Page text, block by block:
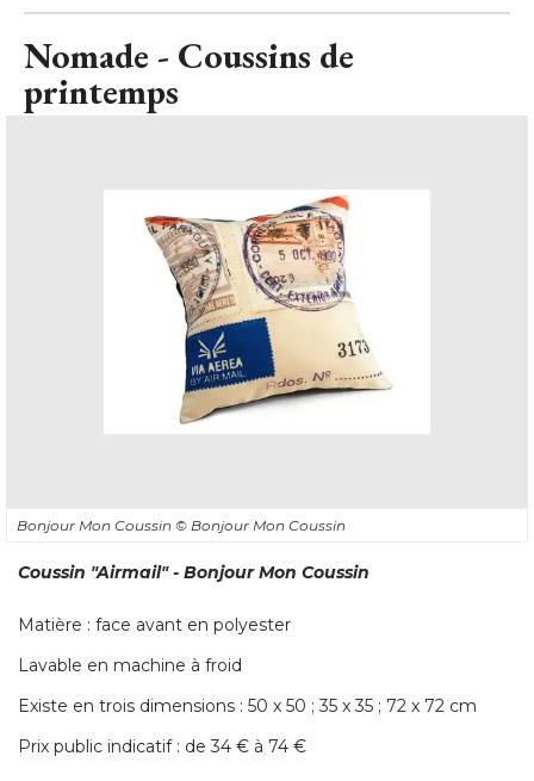
Nomade - Coussins de
printemps
Bonjour Mon Coussin © Bonjour Mon Coussin
Coussin "Airmail" - Bonjour Mon Coussin
Matière : face avant en polyester
Lavable en machine à froid
Existe en trois dimensions : 50 x 50 ; 35 x 35 ; 72 x 72 cm
Prix public indicatif : de 34 € à 74 €